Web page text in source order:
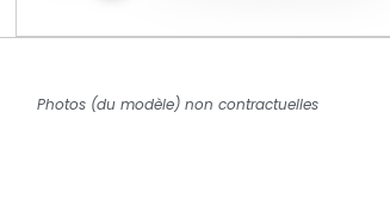
Photos (du modèle) non contractuelles